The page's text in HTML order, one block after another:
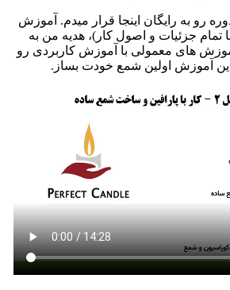
رو به رایگان اینجا قرار میدم. آموزش
جزئیات و اصول کار)، هدیه من به
های معمولی با آموزش کاربردی رو
این آموزش اولین شمع خودت بساز.